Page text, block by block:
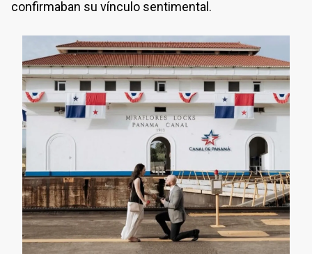
confirmaban su vínculo sentimental.